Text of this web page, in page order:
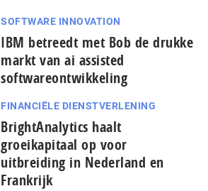
SOFTWARE INNOVATION
IBM betreedt met Bob de drukke
markt van ai assisted
softwareontwikkeling
FINANCIËLE DIENSTVERLENING
BrightAnalytics haalt
groeikapitaal op voor
uitbreiding in Nederland en
Frankrijk